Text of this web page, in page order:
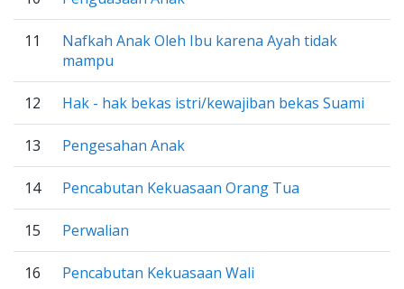
11
Nafkah Anak Oleh Ibu karena Ayah tidak
mampu
12 Hak - hak bekas istri/kewajiban bekas Suami
13 Pengesahan Anak
14 Pencabutan Kekuasaan Orang Tua
15 Perwalian
16 Pencabutan Kekuasaan Wali